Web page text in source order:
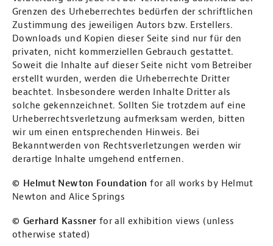
Grenzen des Urheberrechtes bedürfen der schriftlichen
Zustimmung des jeweiligen Autors bzw. Erstellers.
Downloads und Kopien dieser Seite sind nur für den
privaten, nicht kommerziellen Gebrauch gestattet.
Soweit die Inhalte auf dieser Seite nicht vom Betreiber
erstellt wurden, werden die Urheberrechte Dritter
beachtet. Insbesondere werden Inhalte Dritter als
solche gekennzeichnet. Sollten Sie trotzdem auf eine
Urheberrechtsverletzung aufmerksam werden, bitten
wir um einen entsprechenden Hinweis. Bei
Bekanntwerden von Rechtsverletzungen werden wir
derartige Inhalte umgehend entfernen.
© Helmut Newton Foundation for all works by Helmut
Newton and Alice Springs
© Gerhard Kassner for all exhibition views (unless
otherwise stated)